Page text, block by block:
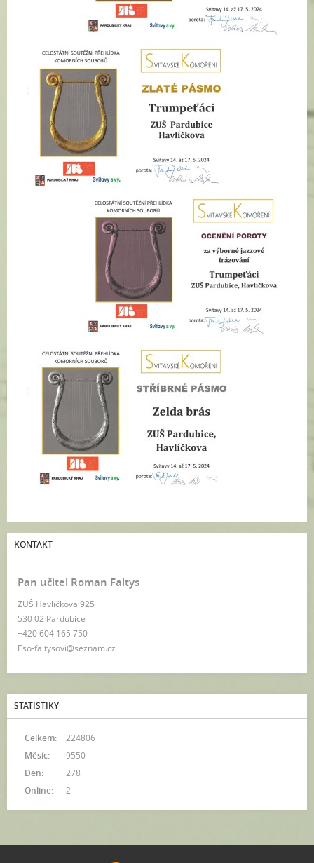
KONTAKT
Pan učitel Roman Faltys
ZUŠ Havlíčkova 925
530 02 Pardubice
+420 604 165 750
Eso-faltysovi@seznam.cz
STATISTIKY
Online: 2
Celkem:
224806
Měsíc:
9550
Den:
278